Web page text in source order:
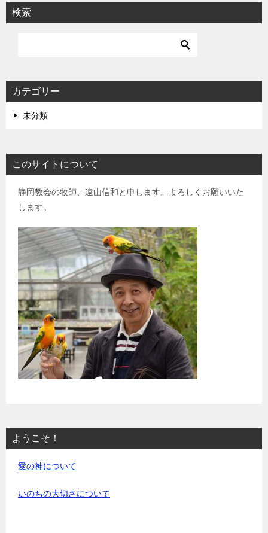
検索
カテゴリー
未分類
このサイトについて
静岡教会の牧師、遠山信和と申します。よろしくお願いいた
します。
ようこそ！
愛の神について
いのちの大切さについて